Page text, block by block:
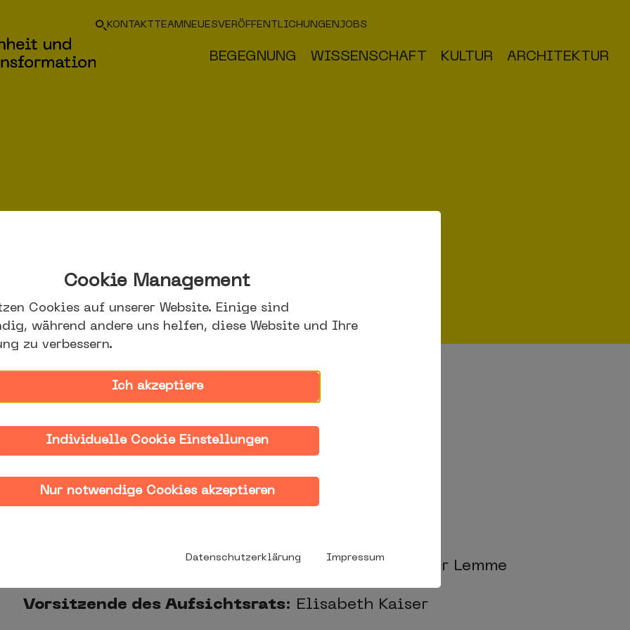
Cookie Management
Cookies auf unserer Website. Einige sind
während andere uns helfen, diese Website und Ihre
zu verbessern.
Ich akzeptiere
Individuelle Cookie Einstellungen
Nur notwendige Cookies akzeptieren
Datenschutzerklärung Impressum
KONTAKT TEAM NEUESVERÖFFENTLICHUNGENJOBS
BEGEGNUNG WISSENSCHAFT KULTUR ARCHITEKTUR
Europäische Transformation gGmbH
Hansering 19
06108 Halle (Saale)
: Dr. Uta Bretschneider und Holger Lemme
Vorsitzende des Aufsichtsrats: Elisabeth Kaiser